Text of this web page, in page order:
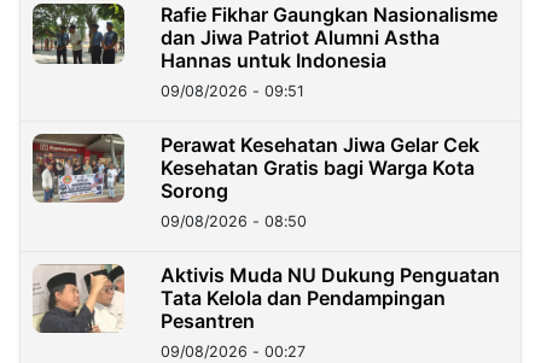
Rafie Fikhar Gaungkan Nasionalisme
dan Jiwa Patriot Alumni Astha
Hannas untuk Indonesia
09/08/2026 - 09:51
Perawat Kesehatan Jiwa Gelar Cek
Kesehatan Gratis bagi Warga Kota
Sorong
09/08/2026 - 08:50
Aktivis Muda NU Dukung Penguatan
Tata Kelola dan Pendampingan
Pesantren
09/08/2026 - 00:27